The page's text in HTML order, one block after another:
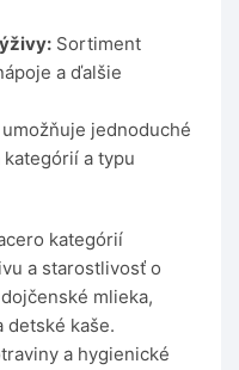
Sortiment
a ďalšie
umožňuje jednoduché
a typu
kategórií
a starostlivosť o
mlieka,
detské kaše.
a hygienické